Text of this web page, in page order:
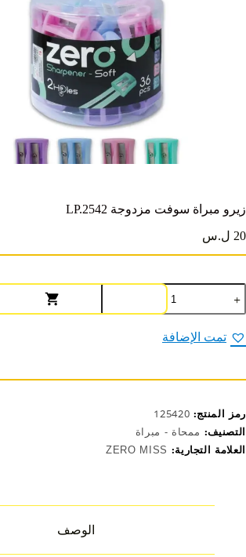
زيرو مبراة سوفت مزدوجة LP.2542
20 ل.س
كمية
زيرو
مبراة
سوفت
مزدوجة
تمت الإضافة
رمز المنتج: 125420
التصنيف: ممحاة - مبراة
العلامة التجارية: ZERO MISS
الوصف